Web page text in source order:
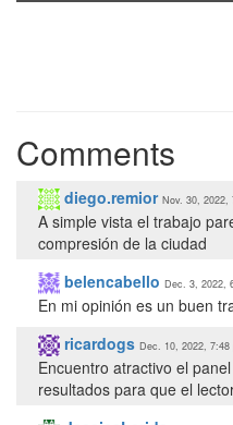
Comments
diego.remior Nov. 30, 2022,
A simple vista el trabajo
compresión de la ciudad
belencabello Dec. 3, 2022,
En mi opinión es un buen
ricardogs Dec. 10, 2022, 7:48
Encuentro atractivo el
resultados para que el